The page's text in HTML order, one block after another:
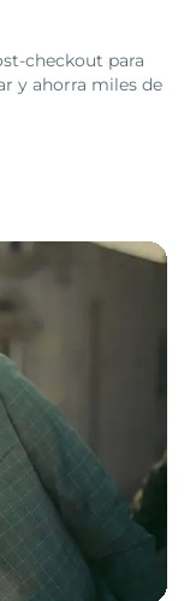
checkout para
y ahorra miles de